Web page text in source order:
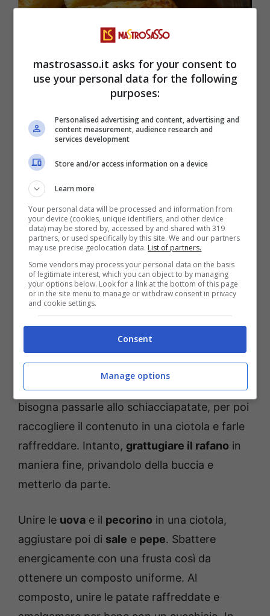
La ricetta della rafanata lucana: l’alternativa perfetta alla
classica frittata – mastrosasso.it
Ingredienti per 4 o 6 porzioni
5 uova medie
100 g di rafano
350 g di patate
olio extravergine di oliva
sale e pepe
Procedimento
La prima cosa da fare è mettere a
patatecon la buccia. Una volta cotte
(facendo la prova con la forchetta), togliere
le patate dalla pentola usando una
schiumarola. Quando sono ancora calde,
bisogna passarle allo schiacciapatate, per poi
raccogliere il contenuto in una ciotola e farle
raffreddare. Intanto, grattugiare il rafano in
maniera fine, privandolo della buccia e
metterlo da parte.
Unire le uova e il pecorino in una ciotola,
aggiustare poi di sale e pepe. Sbattere
energicamente con una frusta così da
ottenere un composto uniforme. Al
composto, unire le patate raffreddate e
mastrosasso.it asks for your consent to
use your personal data for the following
purposes:
Personalised advertising and content, advertising and
content measurement, audience research and
services development
Store and/or access information on a device
Learn more
Your personal data will be processed and information from
your device (cookies, unique identifiers, and other device
data) may be stored by, accessed by and shared with 319
partners, or used specifically by this site. We and our partners
may use precise geolocation data. List of partners.
Some vendors may process your personal data on the basis
of legitimate interest, which you can object to by managing
your options below. Look for a link at the bottom of this page
or in the site menu to manage or withdraw consent in privacy
and cookie settings.
Consent
Manage options